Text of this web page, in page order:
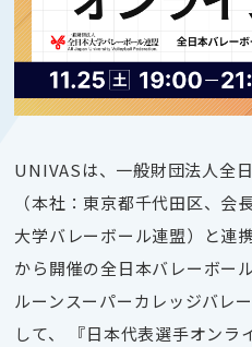
UNIVASは、一般財団法人全
（本社：東京都千代田区、会
大学バレーボール連盟）と連
から開催の全日本バレーボー
ルーンスーパーカレッジバレ
して、 『日本代表選手オンラ